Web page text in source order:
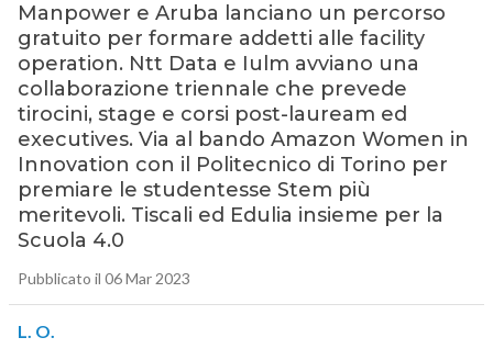
Manpower e Aruba lanciano un percorso
gratuito per formare addetti alle facility
operation. Ntt Data e Iulm avviano una
collaborazione triennale che prevede
tirocini, stage e corsi post-lauream ed
executives. Via al bando Amazon Women in
Innovation con il Politecnico di Torino per
premiare le studentesse Stem più
meritevoli. Tiscali ed Edulia insieme per la
Scuola 4.0
Pubblicato il 06 Mar 2023
L. O.